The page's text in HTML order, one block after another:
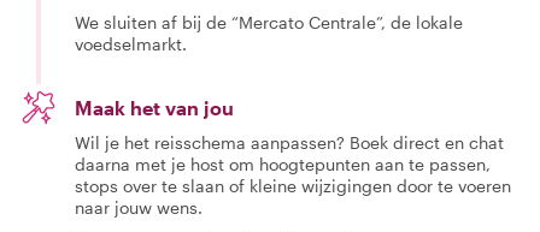
We sluiten af bij de “Mercato Centrale”, de lokale
voedselmarkt.
Maak het van jou
Wil je het reisschema aanpassen? Boek direct en chat
daarna met je host om hoogtepunten aan te passen,
stops over te slaan of kleine wijzigingen door te voeren
naar jouw wens.